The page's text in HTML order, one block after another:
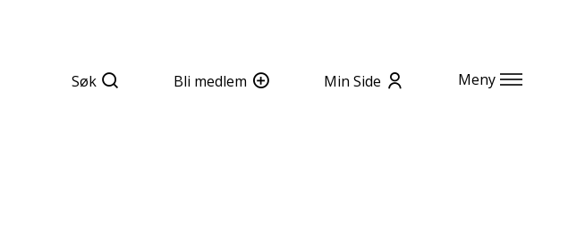
Søk Bli medlem Min Side Meny